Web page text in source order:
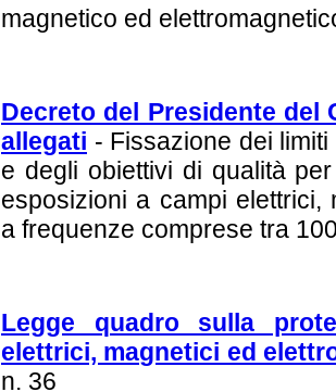
magnetico ed
Decreto del Presidente del
allegati - Fissazione dei
e degli obiettivi di qualità
esposizioni a campi elettrici,
a frequenze comprese tra
Legge quadro sulla
elettrici, magnetici ed
n. 36